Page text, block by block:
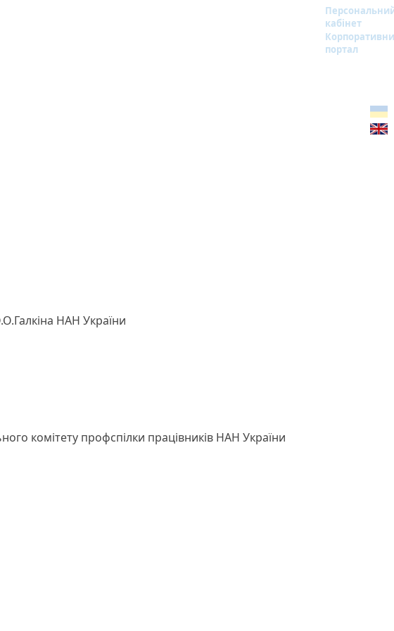
кабінет
портал
НАН України
комітету профспілки працівників НАН України